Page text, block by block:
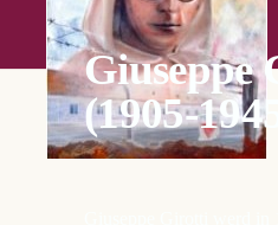
Giuseppe
(1905-1945)